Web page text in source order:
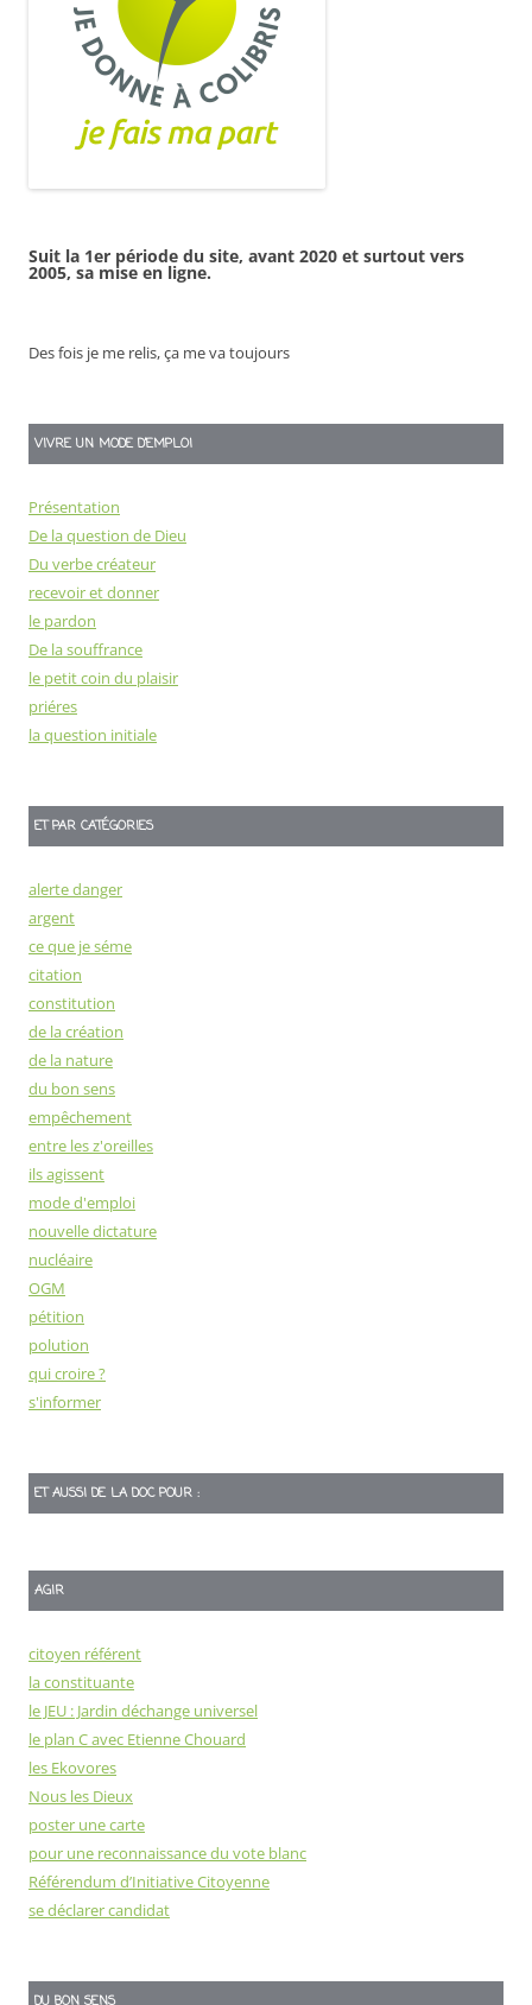
Suit la 1er période du site, avant 2020 et surtout vers
2005, sa mise en ligne.
Des fois je me relis, ça me va toujours
VIVRE UN MODE D’EMPLOI
Présentation
De la question de Dieu
Du verbe créateur
recevoir et donner
le pardon
De la souffrance
le petit coin du plaisir
priéres
la question initiale
ET PAR CATÉGORIES
alerte danger
argent
ce que je séme
citation
constitution
de la création
de la nature
du bon sens
empêchement
entre les z'oreilles
ils agissent
mode d'emploi
nouvelle dictature
nucléaire
OGM
pétition
polution
qui croire ?
s'informer
ET AUSSI DE LA DOC POUR :
AGIR
citoyen référent
la constituante
le JEU : Jardin déchange universel
le plan C avec Etienne Chouard
les Ekovores
Nous les Dieux
poster une carte
pour une reconnaissance du vote blanc
Référendum d’Initiative Citoyenne
se déclarer candidat